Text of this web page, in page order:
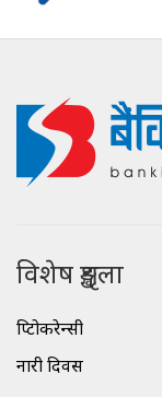
विशेष शृङ्खला
क्रिप्टोकरेन्सी
नारी दिवस